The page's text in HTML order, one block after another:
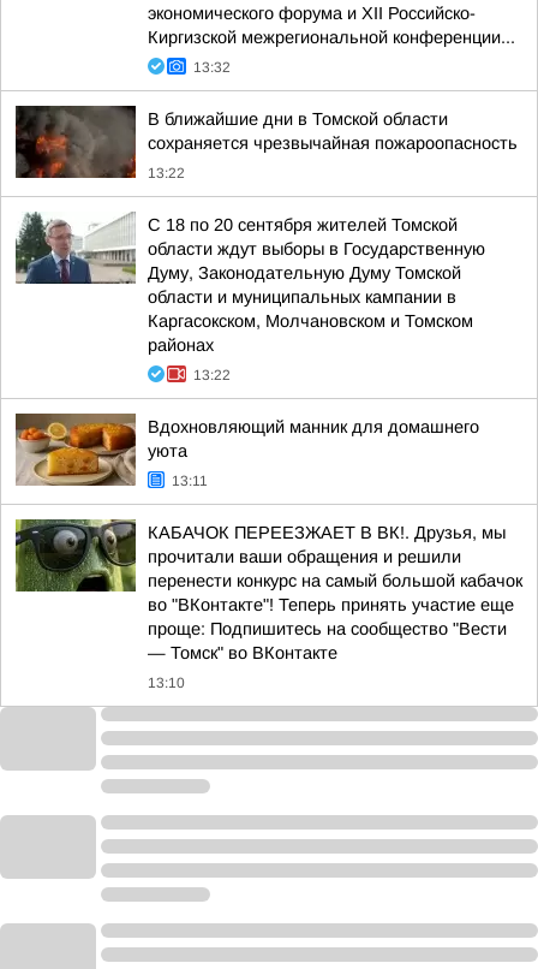
экономического форума и XII Российско-
Киргизской межрегиональной конференции...
13:32
В ближайшие дни в Томской области
сохраняется чрезвычайная пожароопасность
13:22
С 18 по 20 сентября жителей Томской
области ждут выборы в Государственную
Думу, Законодательную Думу Томской
области и муниципальных кампании в
Каргасокском, Молчановском и Томском
районах
13:22
Вдохновляющий манник для домашнего
уюта
13:11
КАБАЧОК ПЕРЕЕЗЖАЕТ В ВК!. Друзья, мы
прочитали ваши обращения и решили
перенести конкурс на самый большой кабачок
во "ВКонтакте"! Теперь принять участие еще
проще: Подпишитесь на сообщество "Вести
— Томск" во ВКонтакте
13:10